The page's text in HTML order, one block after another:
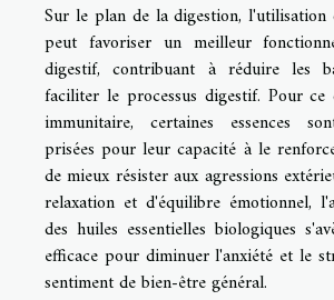
Sur le plan de la digestion, l'utilisation
peut favoriser un meilleur
digestif, contribuant à réduire les
faciliter le processus digestif. Pour
immunitaire, certaines essences
prisées pour leur capacité à le
de mieux résister aux agressions
relaxation et d'équilibre émotionnel,
des huiles essentielles biologiques
efficace pour diminuer l'anxiété et le
sentiment de bien-être général.